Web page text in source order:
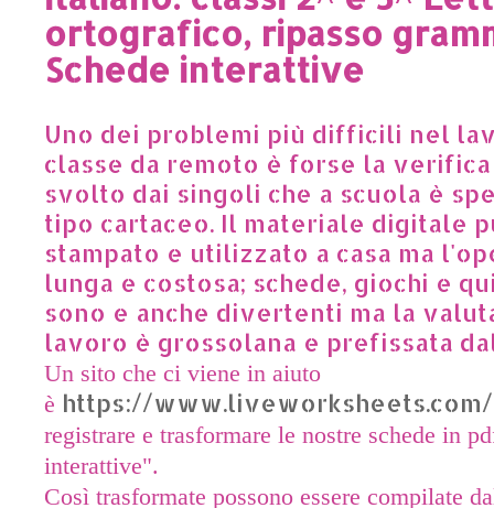
ortografico, ripasso
Schede interattive
Uno dei problemi più difficili nel
classe da remoto è forse la
svolto dai singoli che a scuola è
tipo cartaceo. Il materiale digitale
stampato e utilizzato a casa ma
lunga e costosa; schede, giochi e
sono e anche divertenti ma la
lavoro è grossolana e prefissata
Un sito che ci viene in aiuto
è https://www.liveworksheets.com/
registrare e trasformare le nostre schede in
interattive".
Così trasformate possono essere compilate